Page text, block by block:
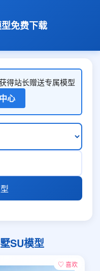
免费下载
得站长赠送专属模型
心
SU模型
♡ 喜欢